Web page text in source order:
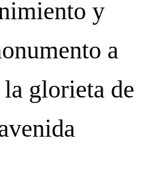
y
a
glorieta de